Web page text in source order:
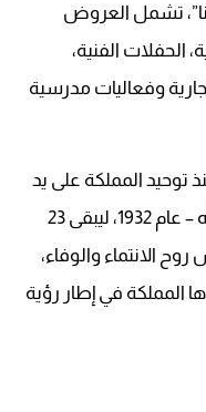
تشمل العروض
الحفلات الفنية،
وفعاليات مدرسية
توحيد المملكة على يد
الملك عبدالعزيز آل سعود – رحمه الله – عام 1932، ليبقى 23
الانتماء والوفاء،
المملكة في إطار رؤية